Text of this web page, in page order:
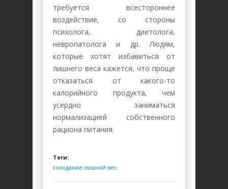
требуется всестороннее
воздействие, со стороны
психолога, диетолога,
невропатолога и др. Людям,
которые хотят избавиться от
лишнего веса кажется, что проще
отказаться от какого-то
калорийного продукта, чем
усердно заниматься
нормализацией собственного
рациона питания.
Теги:
голодание лишний вес